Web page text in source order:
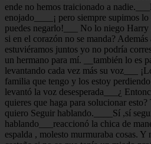
ende no hemos traicionado a
enojado____¡ pero siempre supimos
puedes negarlo!___ No lo niego Harry
si en el corazón no se manda?
estuviéramos juntos yo no podría
un hermano para mí. __también lo es
levantando cada vez más su voz___
familia que tengo y los estoy
levantó la voz desesperada___¿
quieres que haga para solucionar
quiero Seguir hablando.____Sí ,sí
hablando___reaccionó la chica de
espalda , molesto murmuraba cosas. Y